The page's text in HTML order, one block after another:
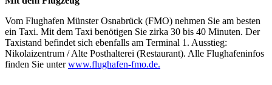
Vom Flughafen Münster Osnabrück (FMO) nehmen Sie am besten
ein Taxi. Mit dem Taxi benötigen Sie zirka 30 bis 40 Minuten. Der
Taxistand befindet sich ebenfalls am Terminal 1. Ausstieg:
Nikolaizentrum / Alte Posthalterei (Restaurant). Alle Flughafeninfos
finden Sie unterwww.flughafen-fmo.de.